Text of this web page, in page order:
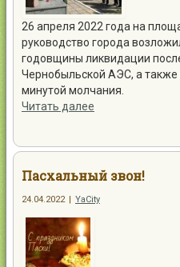
26 апреля 2022 года на
руководство города
годовщины ликвидации
Чернобыльской АЭС, а
минутой молчания.
Читать далее
Пасхальный звон!
24.04.2022 YaCity